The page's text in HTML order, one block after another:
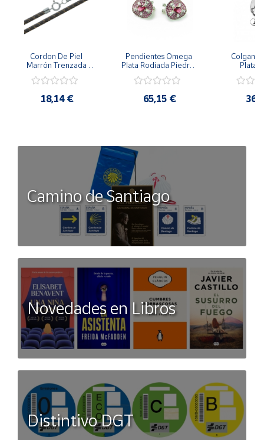
Cordon De Piel
Marrón Trenzada
Plata De 45Cm
18,14 €
Pendientes Omega
Plata Rodiada Piedras
65,15 €
Plata
Camino de Santiago
Novedades en Libros
Distintivo DGT